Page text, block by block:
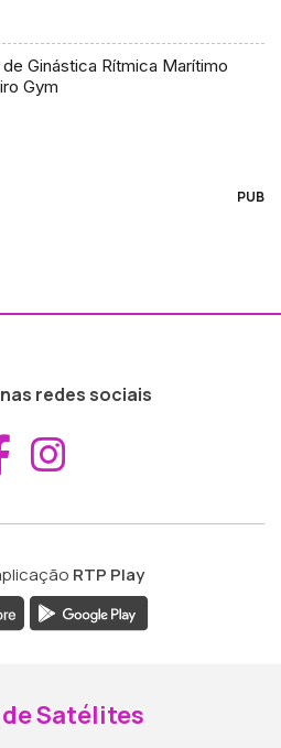
de Ginástica Rítmica Marítimo
Gym
PUB
redes sociais
Aceder ao
RTP Play
de Satélites